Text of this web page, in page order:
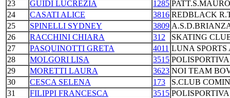
23
GUIDI LUCREZIA 1285
24
CASATI ALICE 3816 REDBLACK
25
SPINELLI SYDNEY 3809
26
RACCHINI CHIARA 312
SKATING
27
PASQUINOTTI GRETA 4011 LUNA
28
MOLGORI LISA 3515
29
MORETTI LAURA 3623 NOI TEAM
30
CESCA SELENA 173
S.CLUB
31
FILIPPI FRANCESCA 3515